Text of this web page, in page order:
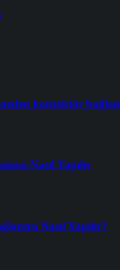
kontaktör
Nasıl Yapılır
Nasıl Yapılır?